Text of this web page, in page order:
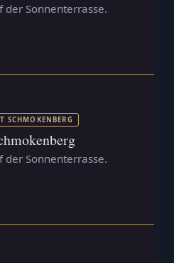
der Sonnenterrasse.
SCHMOKENBERG
der Sonnenterrasse.